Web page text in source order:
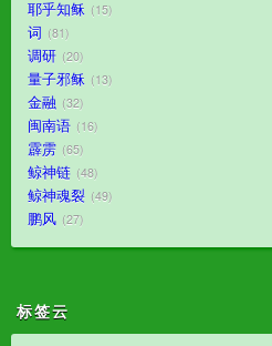
耶乎知稣 15
词 81
调研 20
量子邪稣 13
金融 32
闽南语 16
霹雳 65
鲸神链 48
鲸神魂裂 49
鹏风 27
标签云